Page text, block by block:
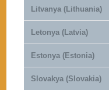
Litvanya (Lithuania)
Letonya (Latvia)
Estonya (Estonia)
Slovakya (Slovakia)